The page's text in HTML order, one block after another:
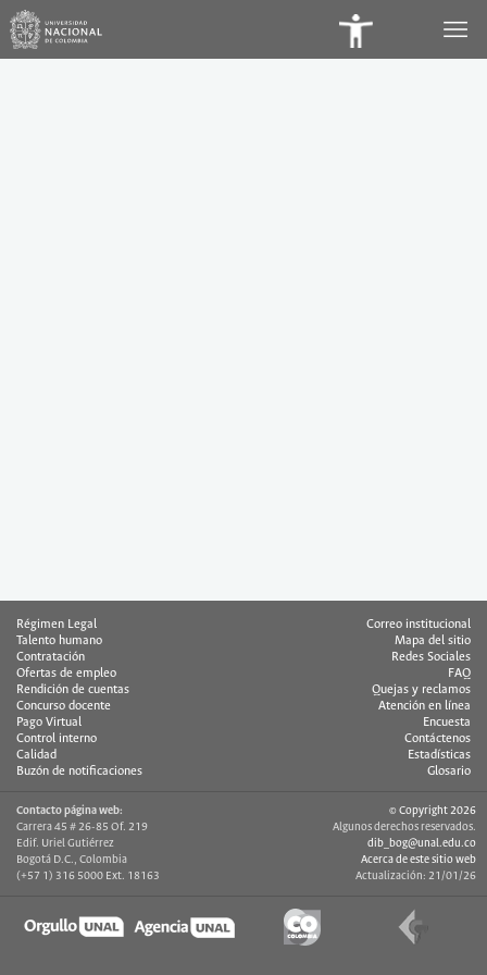
Régimen Legal
Talento humano
Contratación
Ofertas de empleo
Rendición de cuentas
Concurso docente
Pago Virtual
Control interno
Calidad
Buzón de notificaciones
Correo institucional
Mapa del sitio
Redes Sociales
FAQ
Quejas y reclamos
Atención en línea
Encuesta
Contáctenos
Estadísticas
Glosario
Contacto página web:
Carrera 45 # 26-85 Of. 219
Edif. Uriel Gutiérrez
Bogotá D.C., Colombia
(+57 1) 316 5000 Ext. 18163
© Copyright 2026
Algunos derechos reservados.
dib_bog@unal.edu.co
Acerca de este sitio web
Actualización: 21/01/26